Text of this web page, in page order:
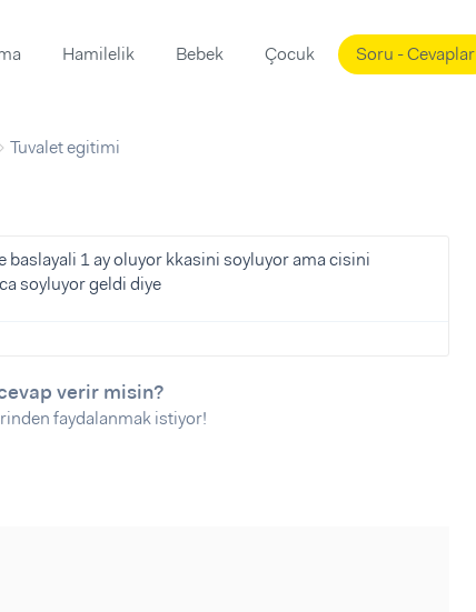
Hamilelik Bebek Çocuk Soru - Cevaplar
Tuvalet egitimi
1 ay oluyor kkasini soyluyor ama cisini
soyluyor geldi diye
verir misin?
faydalanmak istiyor!